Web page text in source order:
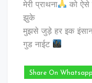
मेरी प्राथना
को ऐसे
झुके
मुझसे जुड़े हर इक इंसान
गुड नाईट
Share On Whatsapp